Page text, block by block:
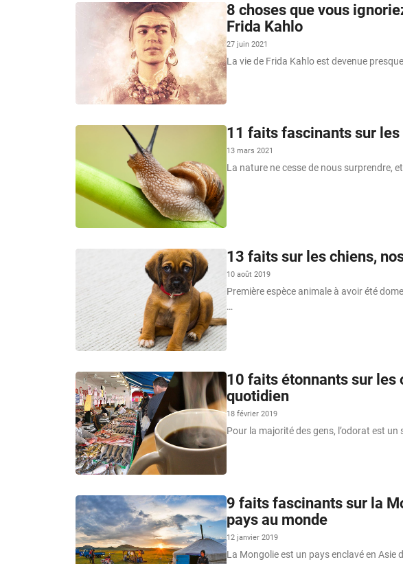
8 choses que vous
Frida Kahlo
27 juin 2021
La vie de Frida Kahlo est devenue
11 faits fascinants sur les
13 mars 2021
La nature ne cesse de nous surprendre,
13 faits sur les chiens,
10 août 2019
Première espèce animale à avoir été
…
10 faits étonnants sur les
quotidien
18 février 2019
Pour la majorité des gens, l’odorat est
9 faits fascinants sur la
pays au monde
12 janvier 2019
La Mongolie est un pays enclavé en Asie